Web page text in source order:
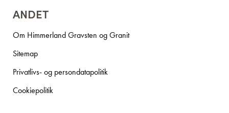
ANDET
Om Himmerland Gravsten og Granit
Sitemap
Privatlivs- og persondatapolitik
Cookiepolitik